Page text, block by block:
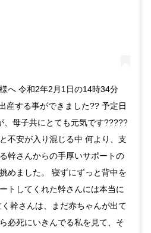
へ 令和2年2月1日の14時34分
産する事ができました?? 予定日
、母子共にとても元気です?????
不安が入り混じる中 何より、支
幹さんからの手厚いサポートの
めました。 寝ずにずっと背中を
トしてくれた幹さんには本当に
幹さんは、まだ赤ちゃんが出て
必死にいきんでる私を見て、そ